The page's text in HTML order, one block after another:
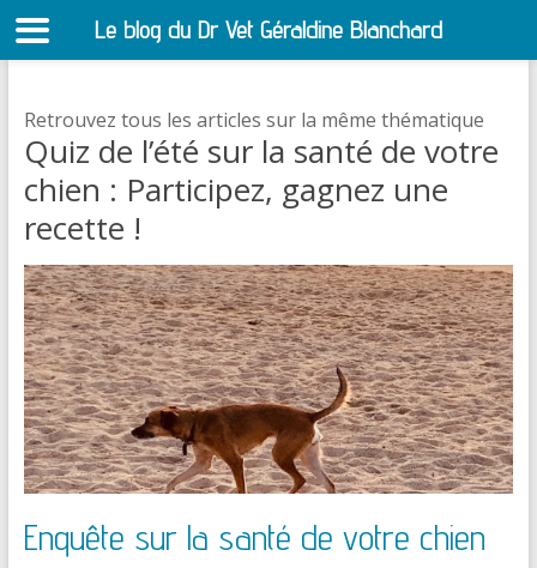
Retrouvez tous les articles sur la même thématique
Quiz de l’été sur la santé de votre
chien : Participez, gagnez une
recette !
Enquête sur la santé de votre chien
Le blog du Dr Vet Géraldine Blanchard